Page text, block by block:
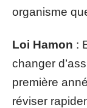
organisme
Loi Hamon :
changer
première
réviser